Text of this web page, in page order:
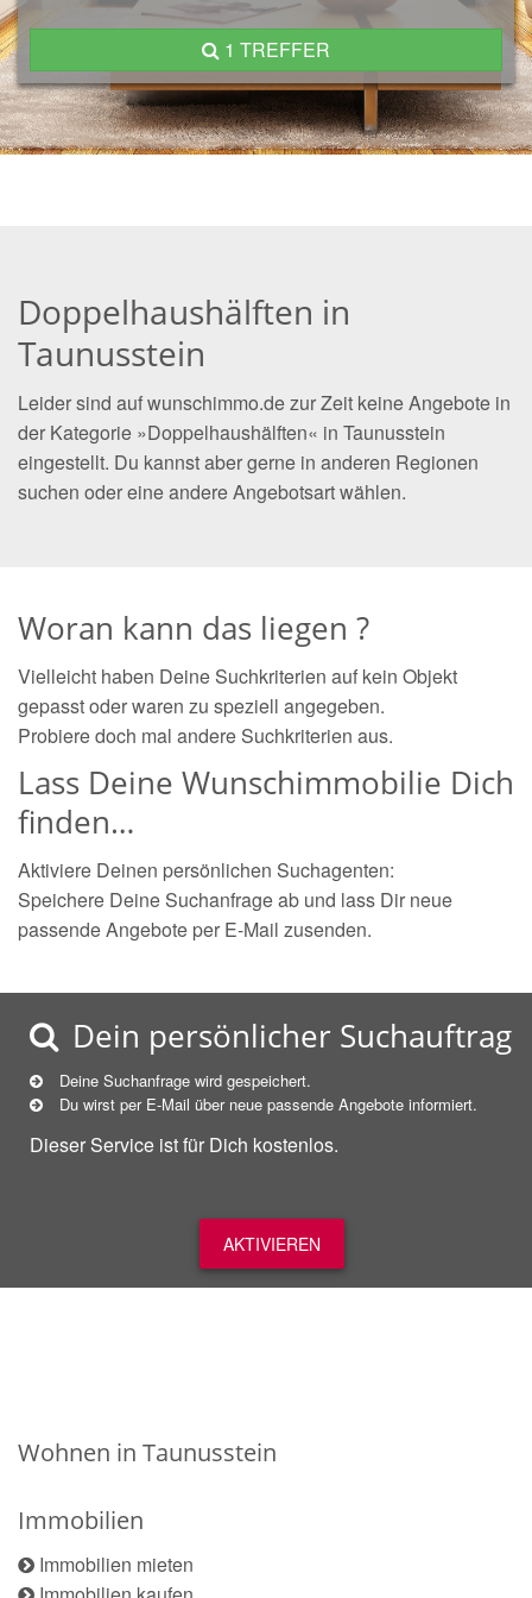
1 TREFFER
Doppelhaushälften in
Taunusstein
Leider sind auf wunschimmo.de zur Zeit keine Angebote in
der Kategorie »Doppelhaushälften« in Taunusstein
eingestellt. Du kannst aber gerne in anderen Regionen
suchen oder eine andere Angebotsart wählen.
Woran kann das liegen ?
Vielleicht haben Deine Suchkriterien auf kein Objekt
gepasst oder waren zu speziell angegeben.
Probiere doch mal andere Suchkriterien aus.
Lass Deine Wunschimmobilie Dich
finden…
Aktiviere Deinen persönlichen Suchagenten:
Speichere Deine Suchanfrage ab und lass Dir neue
passende Angebote per E-Mail zusenden.
Dein persönlicher Suchauftrag
Deine Suchanfrage wird gespeichert.
Du wirst per E-Mail über neue passende Angebote informiert.
Dieser Service ist für Dich kostenlos.
AKTIVIEREN
Wohnen in Taunusstein
Immobilien
Immobilien mieten